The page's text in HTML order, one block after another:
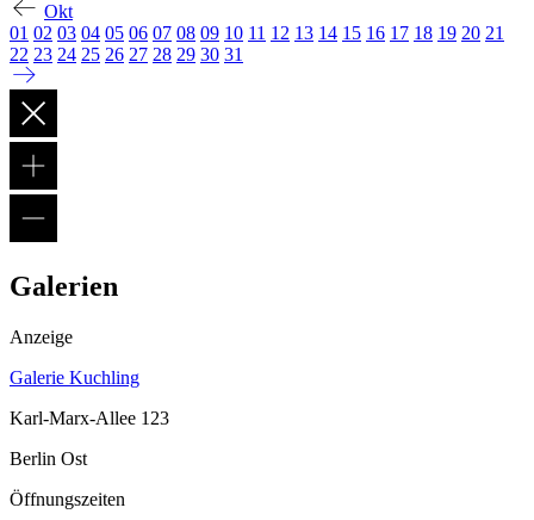
Okt
01 02 03 04 05 06 07 08 09 10 11 12 13 14 15 16 17 18 19 20 21
22 23 24 25 26 27 28 29 30 31
Galerien
Anzeige
Galerie Kuchling
Karl-Marx-Allee 123
Berlin Ost
Öffnungszeiten